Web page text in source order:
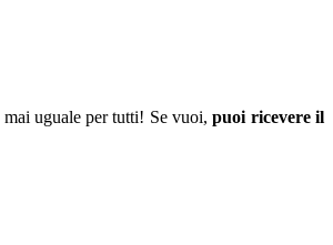
mai uguale per tutti! Se vuoi,puoi ricevere il